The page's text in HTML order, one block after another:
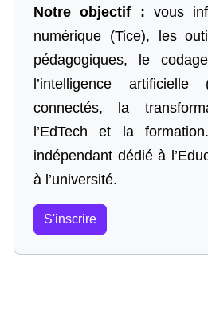
Notre objectif : vous
numérique (Tice), les
pédagogiques, le
l’intelligence artificielle
connectés, la
l’EdTech et la
indépendant dédié à
à l’université.
S'inscrire